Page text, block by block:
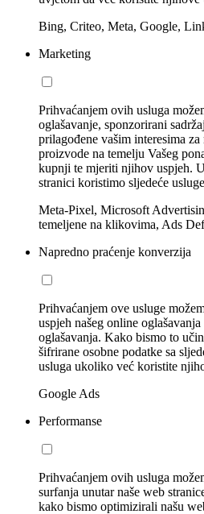
Bing, Criteo, Meta, Google,
Marketing
Prihvaćanjem ovih usluga
oglašavanje, sponzorirani
prilagođene vašim interesima
proizvode na temelju Vašeg
kupnji te mjeriti njihov uspjeh.
stranici koristimo sljedeće
Meta-Pixel, Microsoft
temeljene na klikovima, Ads
Napredno praćenje konverzija
Prihvaćanjem ove usluge
uspjeh našeg online
oglašavanja. Kako bismo to
šifrirane osobne podatke sa
usluga ukoliko već koristite
Google Ads
Performanse
Prihvaćanjem ovih usluga
surfanja unutar naše web
kako bismo optimizirali našu